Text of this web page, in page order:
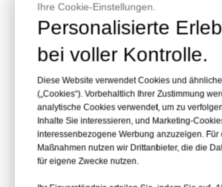
Ihre Cookie-Einstellungen.
Personalisierte
bei voller Kontrolle.
Diese Website verwendet Cookies und
(„Cookies“). Vorbehaltlich Ihrer Zustimmung
analytische Cookies verwendet, um zu
Inhalte Sie interessieren, und Marketing-
interessenbezogene Werbung anzuzeigen. Für
Maßnahmen nutzen wir Drittanbieter, die die
für eigene Zwecke nutzen.